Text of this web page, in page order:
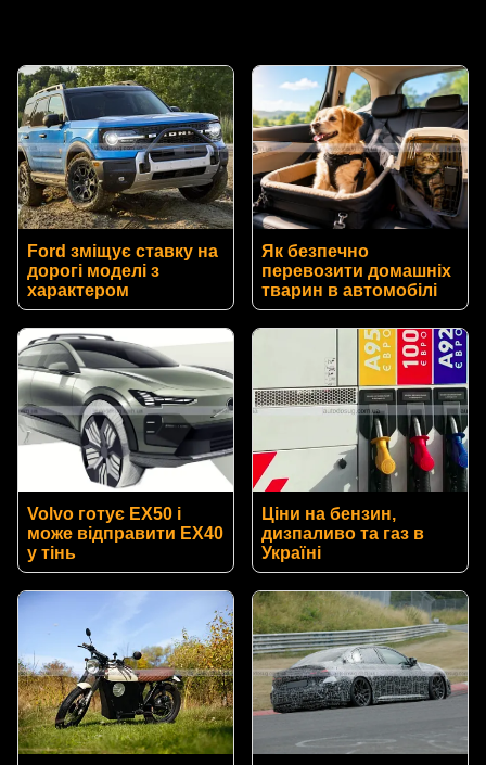
Ford зміщує ставку на
дорогі моделі з
характером
Як безпечно
перевозити домашніх
тварин в автомобілі
Volvo готує EX50 і
може відправити EX40
у тінь
Ціни на бензин,
дизпаливо та газ в
Україні